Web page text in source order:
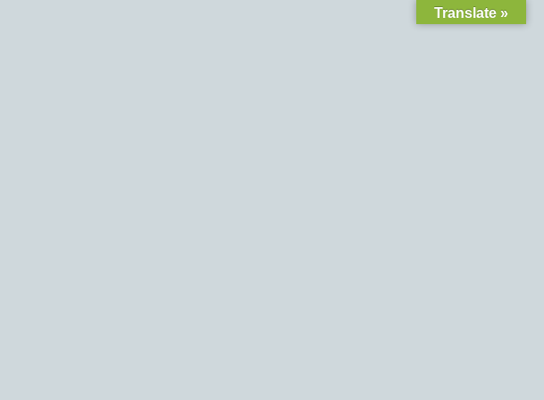
Translate »